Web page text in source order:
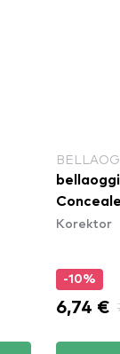
Korektor
-10%
6,74 €